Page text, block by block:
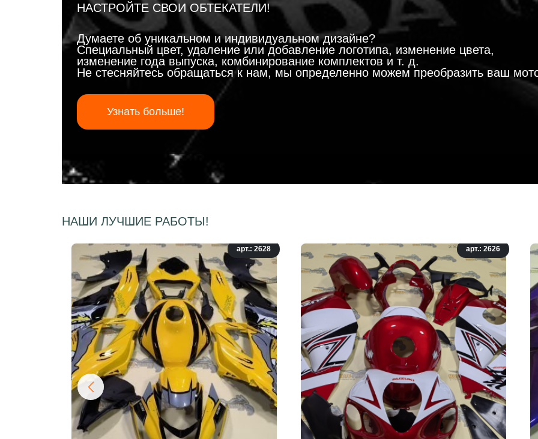
НАСТРОЙТЕ СВОИ ОБТЕКАТЕЛИ!
Думаете об уникальном и индивидуальном дизайне?
Специальный цвет, удаление или добавление логотипа, изменение цвета,
изменение года выпуска, комбинирование комплектов и т. д.
Не стесняйтесь обращаться к нам, мы определенно можем преобразить ваш
Узнать больше!
НАШИ ЛУЧШИЕ РАБОТЫ!
арт.: 2628 арт.: 2626